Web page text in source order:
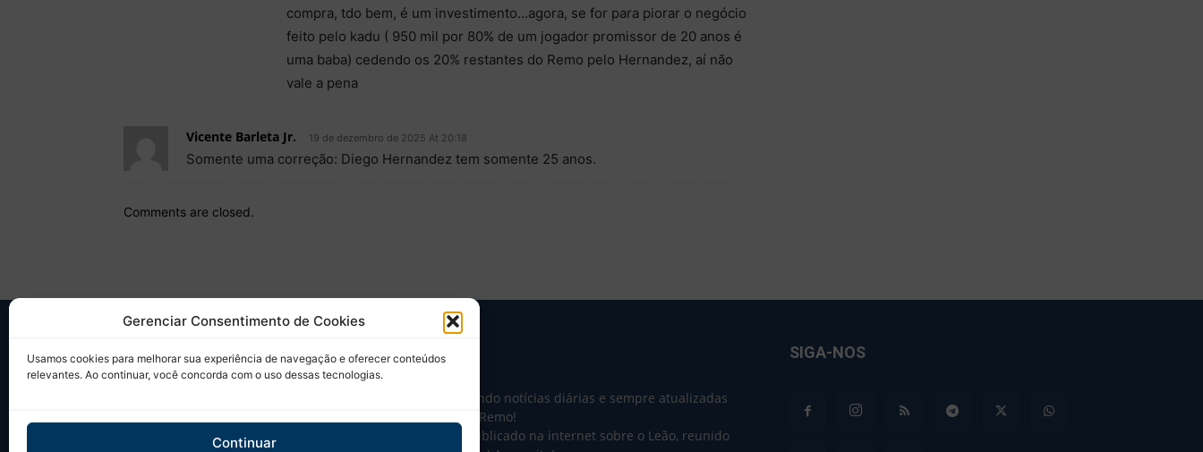
Gerenciar Consentimento de Cookies
Usamos cookies para melhorar sua experiência de navegação e oferecer conteúdos
relevantes. Ao continuar, você concorda com o uso dessas tecnologias.
Continuar
compra, tdo bem, é um investimento…agora, se for para piorar o negócio
feito pelo kadu ( 950 mil por 80% de um jogador promissor de 20 anos é
uma baba) cedendo os 20% restantes do Remo pelo Hernandez, aí não
vale a pena
Vicente Barleta Jr. 19 de dezembro de 2025 At 20:18
Somente uma correção: Diego Hernandez tem somente 25 anos.
Comments are closed.
SOBRE NÓS
Desde 2004 trazendo notícias diárias e sempre atualizadas
sobre o Clube do Remo!
Tudo o que sai publicado na internet sobre o Leão, reunido
SIGA-NOS